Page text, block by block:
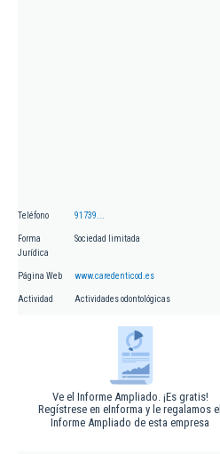
Teléfono 91739...
Forma
Jurídica
Sociedad limitada
Página Web www.caredenticod.es
Actividad Actividades odontológicas
Ve el Informe Ampliado. ¡Es gratis!
Regístrese en eInforma y le regalamos el
Informe Ampliado de esta empresa